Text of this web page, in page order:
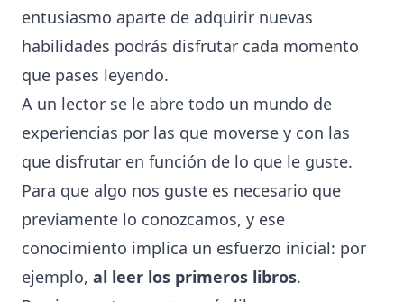
entusiasmo aparte de adquirir nuevas
habilidades podrás disfrutar cada momento
que pases leyendo.
A un lector se le abre todo un mundo de
experiencias por las que moverse y con las
que disfrutar en función de lo que le guste.
Para que algo nos guste es necesario que
previamente lo conozcamos, y ese
conocimiento implica un esfuerzo inicial: por
ejemplo, al leer los primeros libros.